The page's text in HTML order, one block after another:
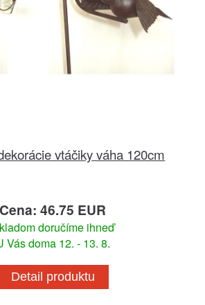
vtáčiky váha 120cm
Cena: 46.75 EUR
doručíme ihneď
Vás doma 12. - 13. 8.
Detail produktu